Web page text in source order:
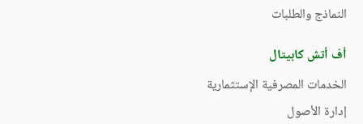
النماذج والطلبات
أف أتش كابيتال
الخدمات المصرفية الإستثمارية
إدارة الأصول